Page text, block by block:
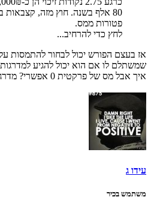
80 אלף בשנה. חוץ מזה, קצבאות
פטורות ממס.
לחץ כדי להרחיב...
אז בעצם הפורש יכול לבחור להתמסות
שמשתלם לו אם הוא יכול להגיע למדרגות מס
איך אבל מס של פרקטית 0 אפשרי? מדרגת המס הכי נמוכה היא 10%.
עידו ג
משתמש בכיר